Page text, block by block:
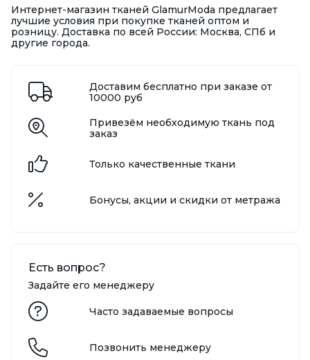
Интернет-магазин тканей GlamurModa предлагает
лучшие условия при покупке тканей оптом и
розницу. Доставка по всей России: Москва, СПб и
другие города.
Доставим бесплатно при заказе от
10000 руб
Привезём необходимую ткань под
заказ
Только качественные ткани
Бонусы, акции и скидки от метража
Есть вопрос?
Задайте его менеджеру
Часто задаваемые вопросы
Позвонить менеджеру